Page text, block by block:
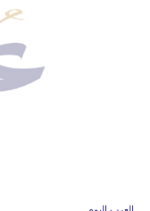
العرب اليوم